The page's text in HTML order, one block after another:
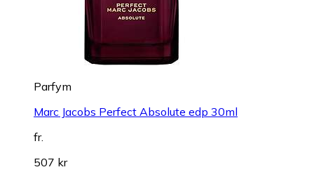
Parfym
Marc Jacobs Perfect Absolute edp 30ml
fr.
507 kr